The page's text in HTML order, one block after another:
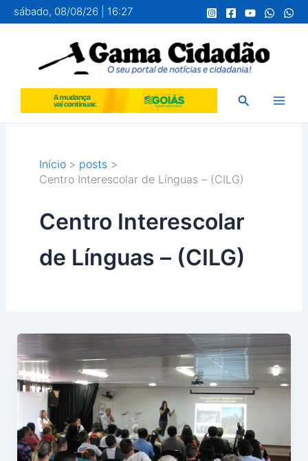
para
conteúdo
sábado, 08/08/26 | 16:27
Pesquisar
Início
posts
Centro Interescolar de Línguas – (CILG)
Centro Interescolar
de Línguas – (CILG)